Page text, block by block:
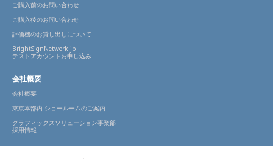
ご購入前のお問い合わせ
ご購入後のお問い合わせ
評価機のお貸し出しについて
BrightSignNetwork.jp
テストアカウントお申し込み
会社概要
会社概要
東京本部内 ショールームのご案内
グラフィックスソリューション事業部
採用情報